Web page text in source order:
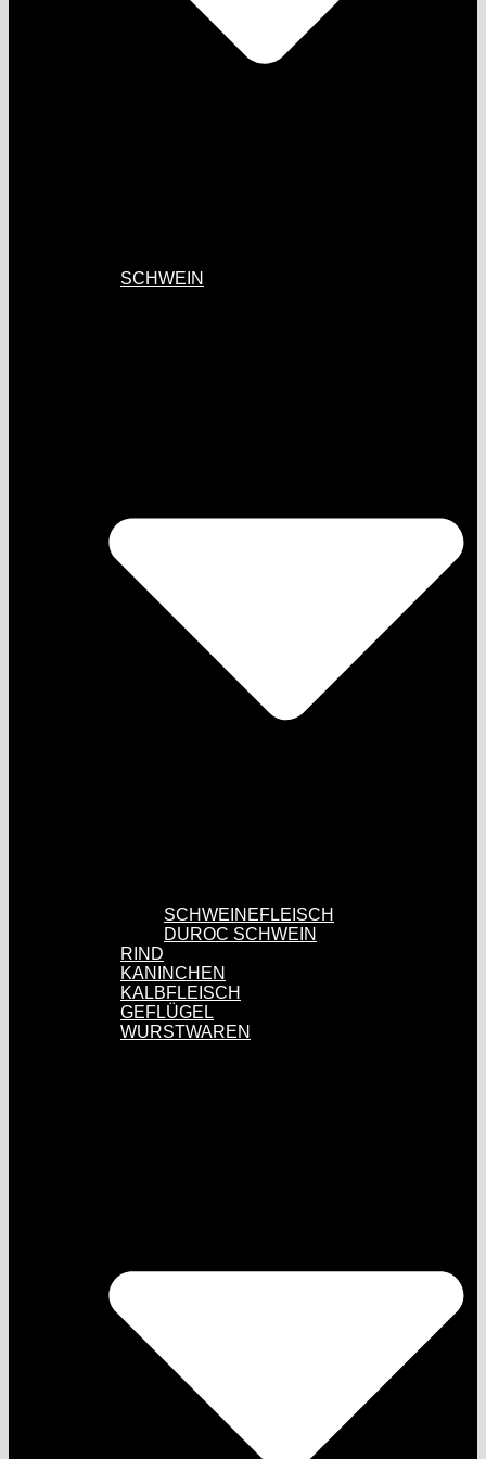
SCHWEIN
SCHWEINEFLEISCH
DUROC SCHWEIN
RIND
KANINCHEN
KALBFLEISCH
GEFLÜGEL
WURSTWAREN